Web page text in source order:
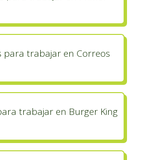
para trabajar en Correos
trabajar en Burger King